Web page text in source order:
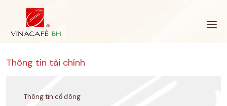
Thông tin tài chính
Thông tin cổ đông